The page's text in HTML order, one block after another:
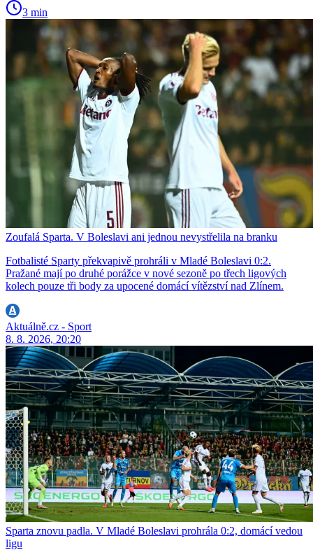
3 min
Zoufalá Sparta. V Boleslavi ani jednou nevystřelila na branku
Fotbalisté Sparty překvapivě prohráli v Mladé Boleslavi 0:2.
Pražané mají po druhé porážce v nové sezoně po třech ligových
kolech pouze tři body za upocené domácí vítězství nad Zlínem.
Aktuálně.cz - Sport
8. 8. 2026, 20:20
Sparta znovu padla. V Mladé Boleslavi prohrála 0:2, domácí vedou
ligu